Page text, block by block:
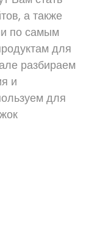
а также
по самым
для
разбираем
и
для